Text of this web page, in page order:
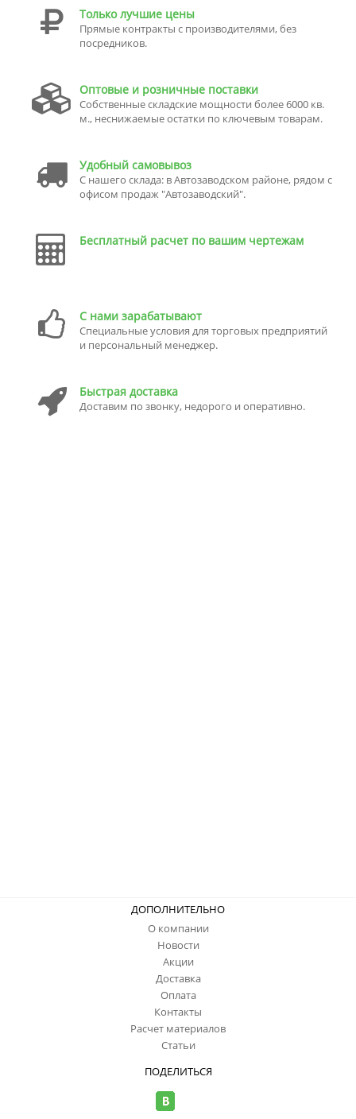
Только лучшие цены
Прямые контракты с производителями, без
посредников.
Оптовые и розничные поставки
Собственные складские мощности более 6000 кв.
м., неснижаемые остатки по ключевым товарам.
Удобный самовывоз
С нашего склада: в Автозаводском районе, рядом с
офисом продаж "Автозаводский".
Бесплатный расчет по вашим чертежам
С нами зарабатывают
Специальные условия для торговых предприятий
и персональный менеджер.
Быстрая доставка
Доставим по звонку, недорого и оперативно.
ДОПОЛНИТЕЛЬНО
О компании
Новости
Акции
Доставка
Оплата
Контакты
Расчет материалов
Статьи
ПОДЕЛИТЬСЯ